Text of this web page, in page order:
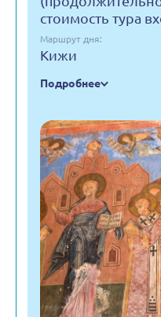
стоимость тура
Маршрут дня:
Кижи
Подробнее